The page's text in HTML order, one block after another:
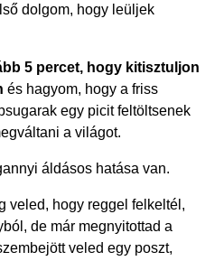
dolgom, hogy leüljek
5 percet, hogy kitisztuljon
és hagyom, hogy a friss
egy picit feltöltsenek
a világot.
áldásos hatása van.
veled, hogy reggel felkeltél,
de már megnyitottad a
veled egy poszt,